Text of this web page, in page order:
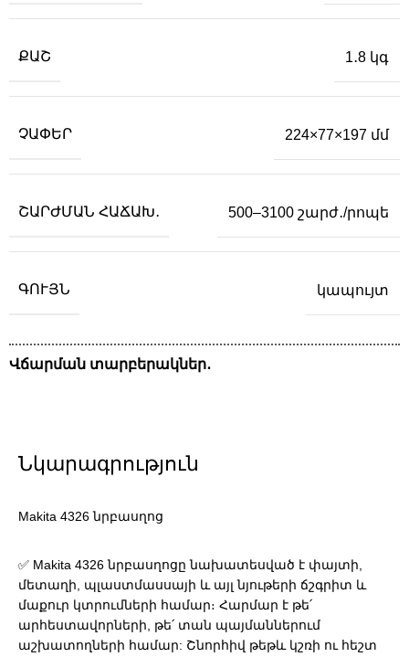
ՔԱՇ 1․8 կգ
ՉԱՓԵՐ 224×77×197 մմ
ՇԱՐԺՄԱՆ ՀԱՃԱԽ․ 500–3100 շարժ․/րոպե
ԳՈՒՅՆ կապույտ
Վճարման տարբերակներ․
Նկարագրություն
Makita 4326 նրբասղոց
✅ Makita 4326 նրբասղոցը նախատեսված է փայտի,
մետաղի, պլաստմասսայի և այլ նյութերի ճշգրիտ և
մաքուր կտրումների համար։ Հարմար է թե՛
արհեստավորների, թե՛ տան պայմաններում
աշխատողների համար: Շնորհիվ թեթև կշռի ու հեշտ